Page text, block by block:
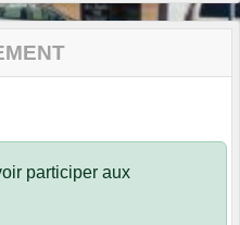
participer aux